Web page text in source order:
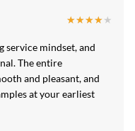
★★★★★
★★★★★
service mindset, and
The entire
and pleasant, and
at your earliest